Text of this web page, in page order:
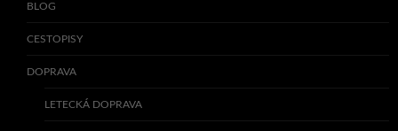
BLOG
CESTOPISY
DOPRAVA
LETECKÁ DOPRAVA